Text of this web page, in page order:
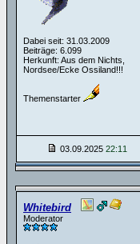
Dabei seit: 31.03.2009
Beiträge: 6.099
Herkunft: Aus dem Nichts,
Nordsee/Ecke Ossiland!!!
Themenstarter
03.09.2025 22:11
Whitebird
Moderator